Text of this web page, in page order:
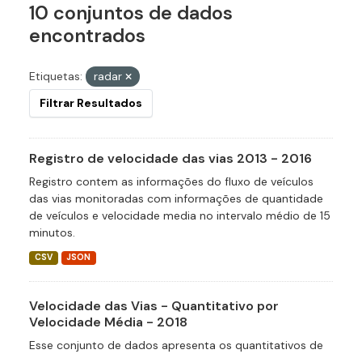
10 conjuntos de dados
encontrados
Etiquetas:
radar
Filtrar Resultados
Registro de velocidade das vias 2013 - 2016
Registro contem as informações do fluxo de veículos
das vias monitoradas com informações de quantidade
de veículos e velocidade media no intervalo médio de 15
minutos.
CSV JSON
Velocidade das Vias - Quantitativo por
Velocidade Média - 2018
Esse conjunto de dados apresenta os quantitativos de